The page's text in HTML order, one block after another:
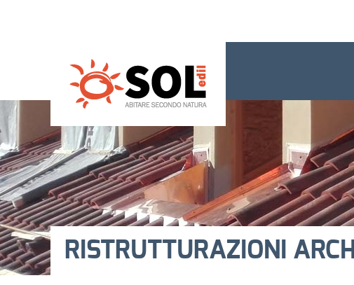
RISTRUTTURAZIONI